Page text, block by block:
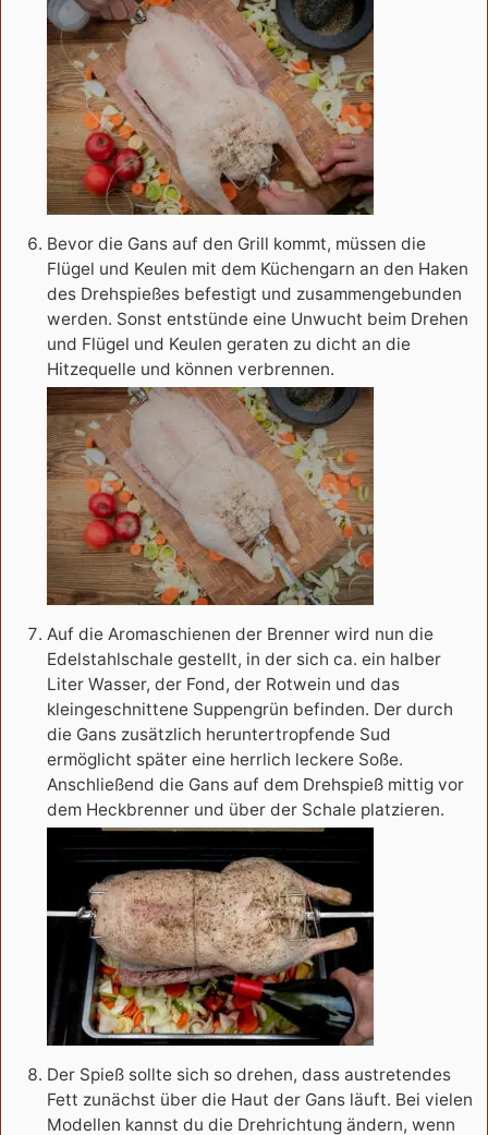
Bevor die Gans auf den Grill kommt, müssen die
Flügel und Keulen mit dem Küchengarn an den Haken
des Drehspießes befestigt und zusammengebunden
werden. Sonst entstünde eine Unwucht beim Drehen
und Flügel und Keulen geraten zu dicht an die
Hitzequelle und können verbrennen.
Auf die Aromaschienen der Brenner wird nun die
Edelstahlschale gestellt, in der sich ca. ein halber
Liter Wasser, der Fond, der Rotwein und das
kleingeschnittene Suppengrün befinden. Der durch
die Gans zusätzlich heruntertropfende Sud
ermöglicht später eine herrlich leckere Soße.
Anschließend die Gans auf dem Drehspieß mittig vor
dem Heckbrenner und über der Schale platzieren.
Der Spieß sollte sich so drehen, dass austretendes
Fett zunächst über die Haut der Gans läuft. Bei vielen
Modellen kannst du die Drehrichtung ändern, wenn